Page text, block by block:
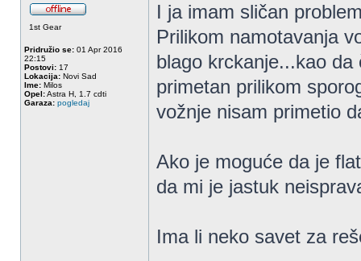
1st Gear
Pridružio se: 01 Apr 2016
22:15
Postovi: 17
Lokacija: Novi Sad
Ime: Milos
Opel:Astra H, 1.7 cdti
Garaza: pogledaj
I ja imam sličan
Prilikom namotavanja
blago krckanje...kao
primetan prilikom
vožnje nisam primetio
Ako je moguće da je
da mi je jastuk
Ima li neko savet za